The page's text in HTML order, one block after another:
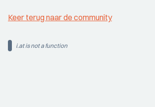
Keer terug naar de community
i.at is not a function